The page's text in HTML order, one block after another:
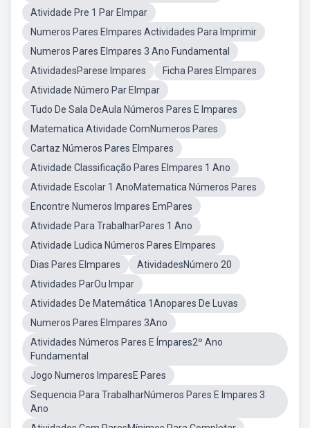
Atividade Pre 1 Par EImpar
Numeros Pares EImpares Actividades Para Imprimir
Numeros Pares EImpares 3 Ano Fundamental
AtividadesParese Impares
Ficha Pares EImpares
Atividade Número Par EImpar
Tudo De Sala DeAula Números Pares E Impares
Matematica Atividade ComNumeros Pares
Cartaz Números Pares EImpares
Atividade Classificação Pares EImpares 1 Ano
Atividade Escolar 1 AnoMatematica Números Pares
Encontre Numeros Impares EmPares
Atividade Para TrabalharPares 1 Ano
Atividade Ludica Números Pares EImpares
Dias Pares EImpares
AtividadesNúmero 20
Atividades ParOu Impar
Atividades De Matemática 1Anopares De Luvas
Numeros Pares EImpares 3Ano
Atividades Números Pares E Ímpares2º Ano
Fundamental
Jogo Numeros ImparesE Pares
Sequencia Para TrabalharNúmeros Pares E Impares 3
Ano